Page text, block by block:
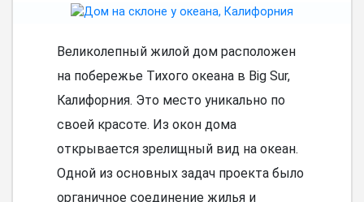
Великолепный жилой дом расположен
на побережье Тихого океана в Big Sur,
Калифорния. Это место уникально по
своей красоте. Из окон дома
открывается зрелищный вид на океан.
Одной из основных задач проекта было
органичное соединение жилья и